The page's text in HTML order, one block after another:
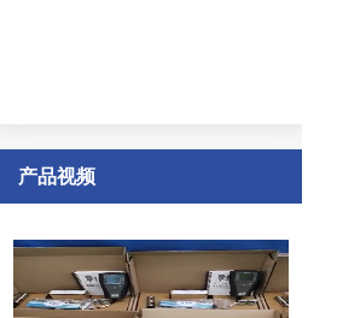
产品视频